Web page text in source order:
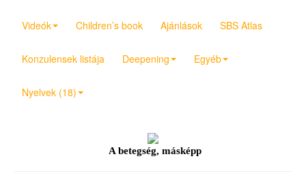
Videók Children’s book Ajánlások SBS Atlas
Konzulensek listája Deepening Egyéb
Nyelvek (18)
A betegség, másképp